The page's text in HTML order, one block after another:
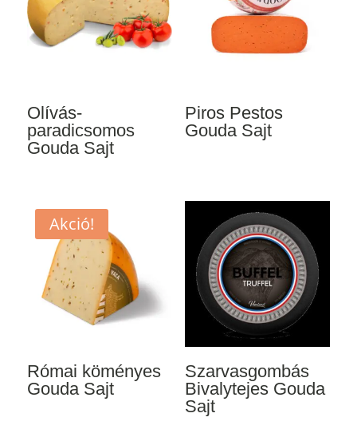
Olívás-
paradicsomos
Gouda Sajt
Piros Pestos
Gouda Sajt
Akció!
Római köményes
Gouda Sajt
Szarvasgombás
Bivalytejes Gouda
Sajt